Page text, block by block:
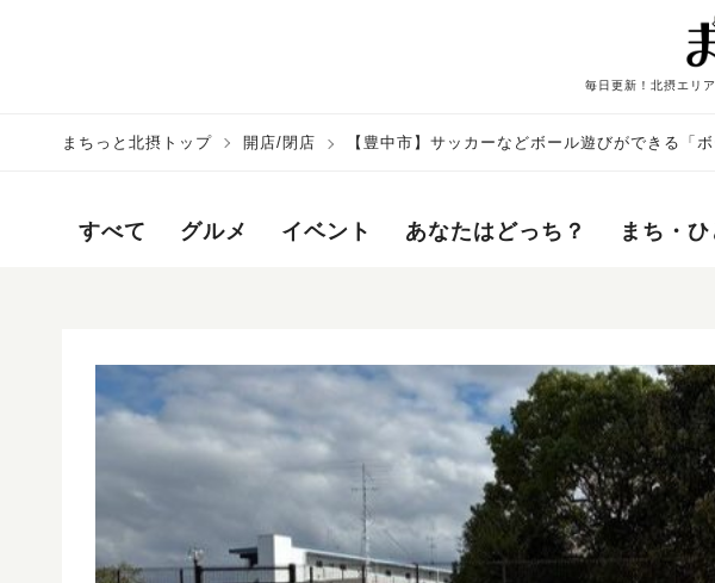
毎日更新！北摂エリ
まちっと北摂トップ 開店/閉店 【豊中市】サッカーなどボール遊びができる「
すべて グルメ イベント あなたはどっち？ まち・